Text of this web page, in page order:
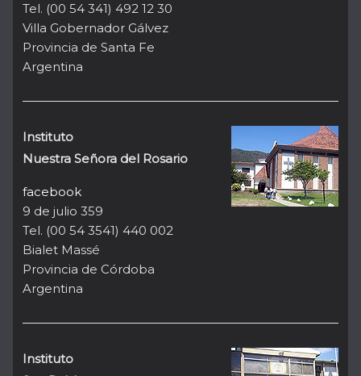
Tel. (00 54 341) 492 12 30
Villa Gobernador Gálvez
Provincia de Santa Fe
Argentina
Instituto
Nuestra Señora del Rosario
facebook
9 de julio 359
Tel. (00 54 3541) 440 002
Bialet Massé
Provincia de Córdoba
Argentina
Instituto